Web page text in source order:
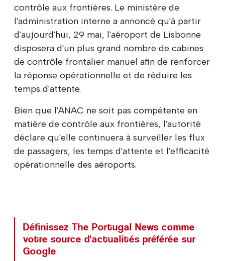
contrôle aux frontières. Le ministère de
l'administration interne a annoncé qu'à partir
d'aujourd'hui, 29 mai, l'aéroport de Lisbonne
disposera d'un plus grand nombre de cabines
de contrôle frontalier manuel afin de renforcer
la réponse opérationnelle et de réduire les
temps d'attente.
Bien que l'ANAC ne soit pas compétente en
matière de contrôle aux frontières, l'autorité
déclare qu'elle continuera à surveiller les flux
de passagers, les temps d'attente et l'efficacité
opérationnelle des aéroports.
Définissez The Portugal News comme
votre source d'actualités préférée sur
Google